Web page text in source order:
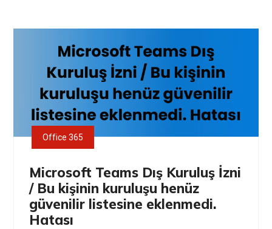
Office 365
Microsoft Teams Dış Kuruluş İzni
/ Bu kişinin kuruluşu henüz
güvenilir listesine eklenmedi.
Hatası